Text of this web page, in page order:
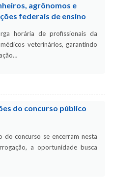
agrônomos e
federais de ensino
horária de profissionais da
veterinários, garantindo
do concurso público
do concurso se encerram nesta
a oportunidade busca